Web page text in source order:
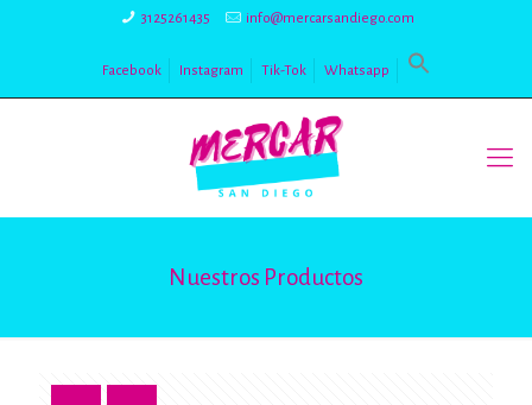
3125261435 info@mercarsandiego.com
Facebook Instagram Tik-Tok Whatsapp
Nuestros Productos